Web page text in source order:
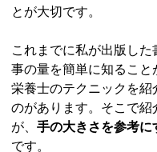
とが大切です。
これまでに私が出版した
事の量を簡単に知ること
栄養士のテクニックを紹
のがあります。そこで紹
が、 手の大きさを参考に
です。